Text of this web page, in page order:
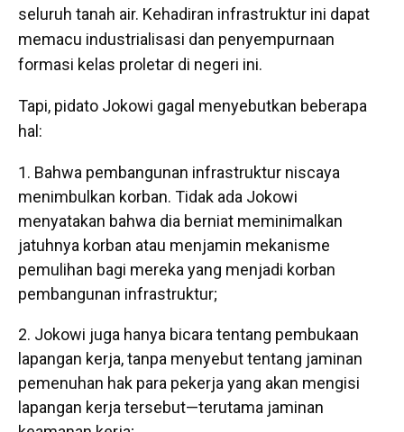
seluruh tanah air. Kehadiran infrastruktur ini dapat
memacu industrialisasi dan penyempurnaan
formasi kelas proletar di negeri ini.
Tapi, pidato Jokowi gagal menyebutkan beberapa
hal:
Bahwa pembangunan infrastruktur niscaya
menimbulkan korban. Tidak ada Jokowi
menyatakan bahwa dia berniat meminimalkan
jatuhnya korban atau menjamin mekanisme
pemulihan bagi mereka yang menjadi korban
pembangunan infrastruktur;
Jokowi juga hanya bicara tentang pembukaan
lapangan kerja, tanpa menyebut tentang jaminan
pemenuhan hak para pekerja yang akan mengisi
lapangan kerja tersebut—terutama jaminan